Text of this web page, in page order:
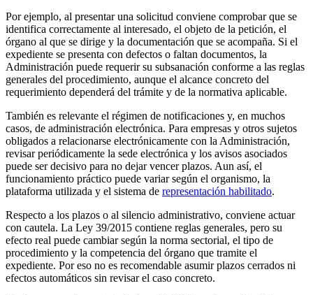
Por ejemplo, al presentar una solicitud conviene comprobar que se
identifica correctamente al interesado, el objeto de la petición, el
órgano al que se dirige y la documentación que se acompaña. Si el
expediente se presenta con defectos o faltan documentos, la
Administración puede requerir su subsanación conforme a las reglas
generales del procedimiento, aunque el alcance concreto del
requerimiento dependerá del trámite y de la normativa aplicable.
También es relevante el régimen de notificaciones y, en muchos
casos, de administración electrónica. Para empresas y otros sujetos
obligados a relacionarse electrónicamente con la Administración,
revisar periódicamente la sede electrónica y los avisos asociados
puede ser decisivo para no dejar vencer plazos. Aun así, el
funcionamiento práctico puede variar según el organismo, la
plataforma utilizada y el sistema de representación habilitado.
Respecto a los plazos o al silencio administrativo, conviene actuar
con cautela. La Ley 39/2015 contiene reglas generales, pero su
efecto real puede cambiar según la norma sectorial, el tipo de
procedimiento y la competencia del órgano que tramite el
expediente. Por eso no es recomendable asumir plazos cerrados ni
efectos automáticos sin revisar el caso concreto.